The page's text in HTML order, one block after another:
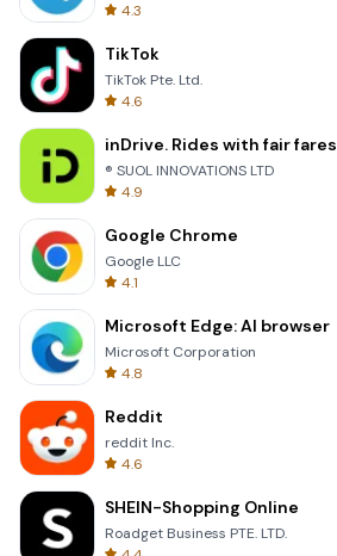
4.3
TikTok
TikTok Pte. Ltd.
4.6
inDrive. Rides with fair fares
® SUOL INNOVATIONS LTD
4.9
Google Chrome
Google LLC
4.1
Microsoft Edge: AI browser
Microsoft Corporation
4.8
Reddit
reddit Inc.
4.6
SHEIN-Shopping Online
Roadget Business PTE. LTD.